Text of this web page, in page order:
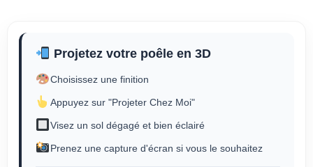
Projetez votre poêle en 3D
Choisissez une finition
Appuyez sur "Projeter Chez Moi"
Visez un sol dégagé et bien éclairé
Prenez une capture d'écran si vous le souhaitez